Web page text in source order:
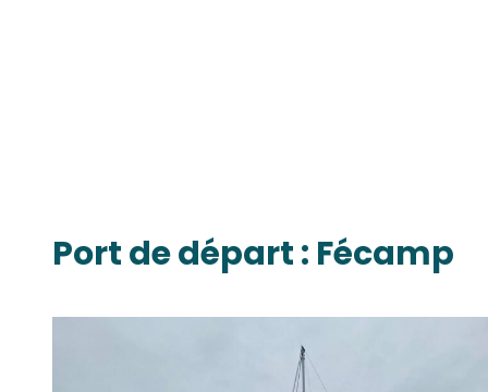
Port de départ : Fécamp